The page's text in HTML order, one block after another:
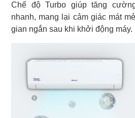
Chế độ Turbo giúp tăng
nhanh, mang lại cảm giác mát
gian ngắn sau khi khởi động máy.